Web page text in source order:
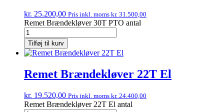
kr. 25.200,00 Pris inkl. moms kr. 31.500,00
Remet Brændekløver 30T PTO antal
Tilføj til kurv
Remet Brændekløver 22T El
kr. 19.520,00 Pris inkl. moms kr. 24.400,00
Remet Brændekløver 22T El antal